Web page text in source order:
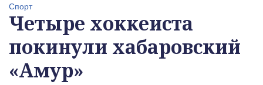
Спорт
Четыре хоккеиста
покинули хабаровский
«Амур»